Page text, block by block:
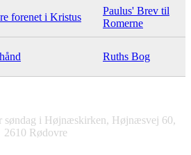
forenet i Kristus
Paulus' Brev til
Romerne
Ruths Bog
søndag i Højnæskirken, Højnæsvej 60,
2610 Rødovre